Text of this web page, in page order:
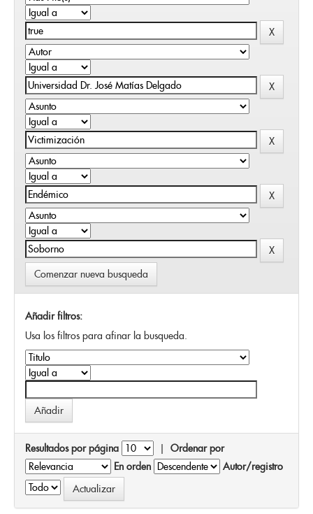
Comenzar nueva busqueda
Añadir filtros:
Usa los filtros para afinar la busqueda.
Resultados por página | Ordenar por
En orden
Autor/registro